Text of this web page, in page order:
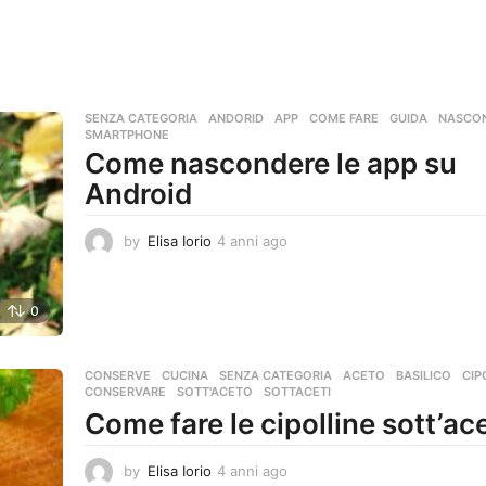
0
SENZA CATEGORIA ANDORID ,APP ,COME FARE ,GUIDA ,
SMARTPHONE
Come nascondere le app su
Android
by Elisa Iorio 4 anni ago
o
CONSERVE ,CUCINA ,SENZA CATEGORIA ACETO ,BASILICO ,
CONSERVARE
,SOTT'ACETO ,SOTTACETI
Come fare le cipolline
by Elisa Iorio 4 anni ago